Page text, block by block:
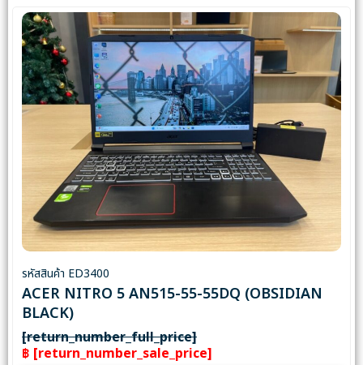
รหัสสินค้า ED3400
ACER NITRO 5 AN515-55-55DQ (OBSIDIAN
BLACK)
[return_number_full_price]
฿ [return_number_sale_price]